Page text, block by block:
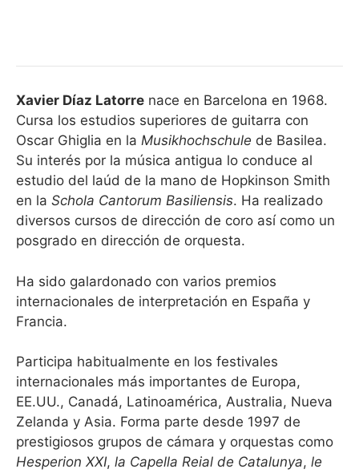
Xavier Díaz Latorre nace en Barcelona en 1968.
Cursa los estudios superiores de guitarra con
Oscar Ghiglia en la Musikhochschule de Basilea.
Su interés por la música antigua lo conduce al
estudio del laúd de la mano de Hopkinson Smith
en la Schola Cantorum Basiliensis. Ha realizado
diversos cursos de dirección de coro así como un
posgrado en dirección de orquesta.
Ha sido galardonado con varios premios
internacionales de interpretación en España y
Francia.
Participa habitualmente en los festivales
internacionales más importantes de Europa,
EE.UU., Canadá, Latinoamérica, Australia, Nueva
Zelanda y Asia. Forma parte desde 1997 de
prestigiosos grupos de cámara y orquestas como
Hesperion XXI, la Capella Reial de Catalunya, le